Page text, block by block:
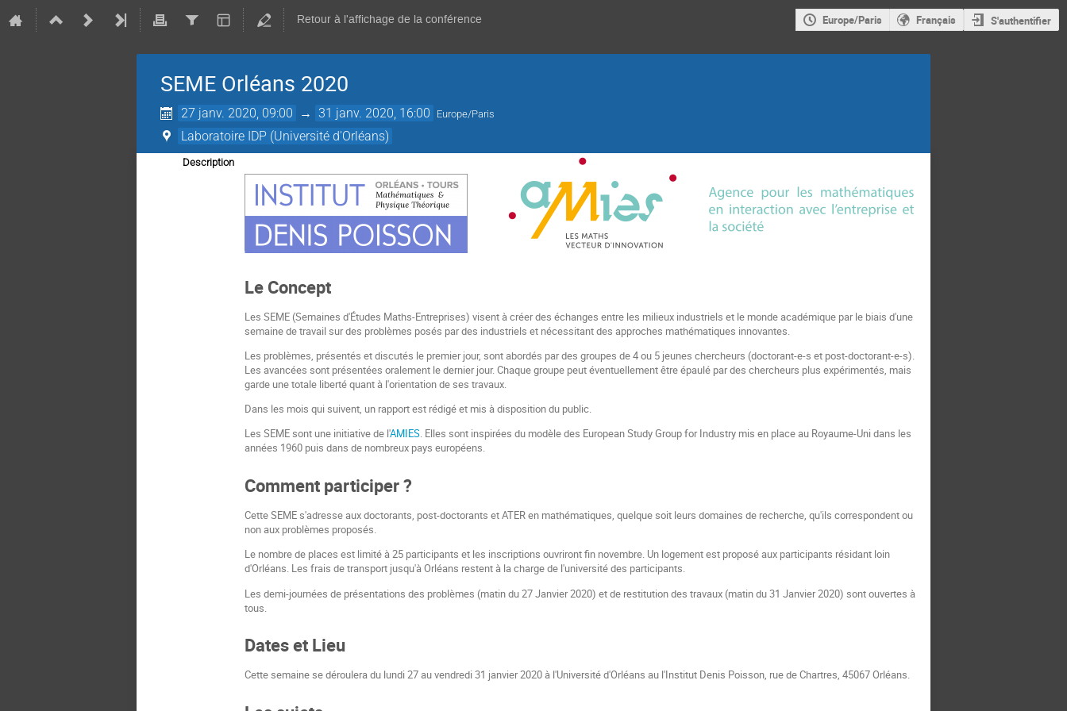
Retour à l'affichage de la conférence Europe/Paris Français S'authentifier
SEME Orléans 2020
27 janv. 2020, 09:00 → 31 janv. 2020, 16:00 Europe/Paris
Laboratoire IDP (Université d'Orléans)
Description
Le Concept
Les SEME (Semaines d'Études Maths-Entreprises) visent à créer des échanges entre les milieux industriels et le monde académique par le biais d'une
semaine de travail sur des problèmes posés par des industriels et nécessitant des approches mathématiques innovantes.
Les problèmes, présentés et discutés le premier jour, sont abordés par des groupes de 4 ou 5 jeunes chercheurs (doctorant-e-s et poѕt-doctorant-e-s).
Les avancées sont présentées oralement le dernier jour. Chaque groupe peut éventuellement être épaulé par des chercheurs plus expérimentés, mais
garde une totale liberté quant à l'orientation de ses travaux.
Dans les mois qui suivent, un rapport est rédigé et mis à disposition du public.
Les SEME sont une initiative de l'AMIES. Elles sont inspirées du modèle des European Study Group for Industry mis en place au Royaume-Uni dans les
années 1960 puis dans de nombreux pays européens.
Comment participer ?
Cette SEME s'adresse aux doctorants, post-doctorants et ATER en mathématiques, quelque soit leurs domaines de recherche, qu'ils correspondent ou
non aux problèmes proposés.
Le nombre de places est limité à 25 participants et les inscriptions ouvriront fin novembre. Un logement est proposé aux participants résidant loin
d'Orléans. Les frais de transport jusqu'à Orléans restent à la charge de l'université des participants.
Les demi-journées de présentations des problèmes (matin du 27 Janvier 2020) et de restitution des travaux (matin du 31 Janvier 2020) sont ouvertes à
tous.
Dates et Lieu
Cette semaine se déroulera du lundi 27 au vendredi 31 janvier 2020 à l'Université d'Orléans au l'Institut Denis Poisson, rue de Chartres, 45067 Orléans.